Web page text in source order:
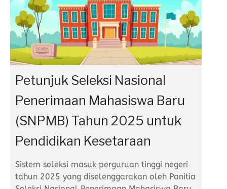
Petunjuk Seleksi Nasional
Penerimaan Mahasiswa Baru
(SNPMB) Tahun 2025 untuk
Pendidikan Kesetaraan
Sistem seleksi masuk perguruan tinggi negeri
tahun 2025 yang diselenggarakan oleh Panitia